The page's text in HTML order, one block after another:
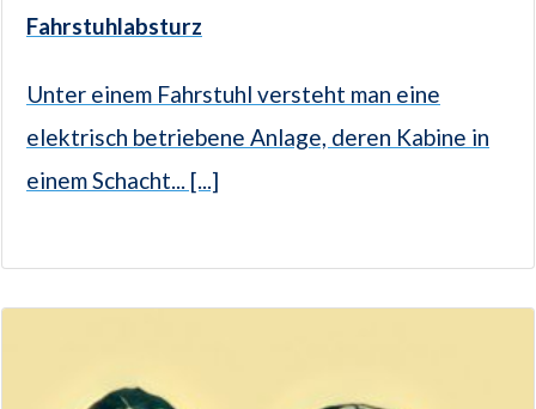
Fahrstuhlabsturz
Unter einem Fahrstuhl versteht man eine
elektrisch betriebene Anlage, deren Kabine in
einem Schacht... [...]